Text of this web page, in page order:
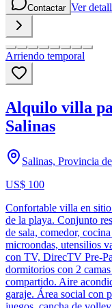
Contactar Ver
Arriendo temporal
Alquilo villa
Salinas
Salinas, Provincia
US$ 100
Confortable villa en
de la playa. Conjunto
de sala, comedor,
microondas, utensilios
con TV, DirecTV Pre-
dormitorios con 2
compartido. Aire
garaje. Área social con